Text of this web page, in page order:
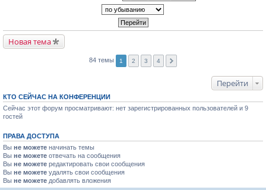
Новая тема
84 темы 1 2 3 4
Перейти
КТО СЕЙЧАС НА КОНФЕРЕНЦИИ
Сейчас этот форум просматривают: нет зарегистрированных пользователей и 9
гостей
ПРАВА ДОСТУПА
Вы не можете начинать темы
Вы не можете отвечать на сообщения
Вы не можете редактировать свои сообщения
Вы не можете удалять свои сообщения
Вы не можете добавлять вложения